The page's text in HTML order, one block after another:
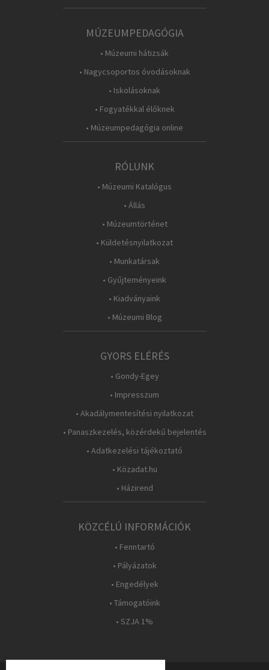
MÚZEUMPEDAGÓGIA
• Múzeumi hátizsák
• Nagycsoportos óvodásoknak
• Iskolásoknak
• Fogyatékkal élőknek
• Múzeumpedagógia online
RÓLUNK
• Múzeumi Katalógus
• Állás
• Múzeumtörténet
• Küldetésnyilatkozat
• Munkatársak
• Gyűjteményeink
• Kiadványaink
• Múzeumi Blog
GYORS ELÉRÉS
• Gondy-Egey
• Impresszum
• Akadálymentesítési nyilatkozat
• Panaszkezelés, közérdekű bejelentés
• Adatkezelési tájékoztató
• Közadat.hu
• Házirend
KÖZCÉLÚ INFORMÁCIÓK
• Fenntartó
• Pályázatok
• Engedélyek
• Támogatóink
• SZJA 1%